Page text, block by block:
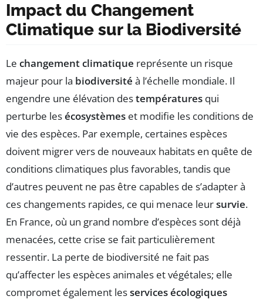
Impact du Changement
Climatique sur la Biodiversité
Le changement climatique représente un risque
majeur pour la biodiversité à l’échelle mondiale. Il
engendre une élévation destempératures qui
perturbe lesécosystèmes et modifie les conditions de
vie des espèces. Par exemple, certaines espèces
doivent migrer vers de nouveaux habitats en quête de
conditions climatiques plus favorables, tandis que
d’autres peuvent ne pas être capables de s’adapter à
ces changements rapides, ce qui menace leursurvie.
En France, où un grand nombre d’espèces sont déjà
menacées, cette crise se fait particulièrement
ressentir. La perte de biodiversité ne fait pas
qu’affecter les espèces animales et végétales; elle
compromet également lesservices écologiques